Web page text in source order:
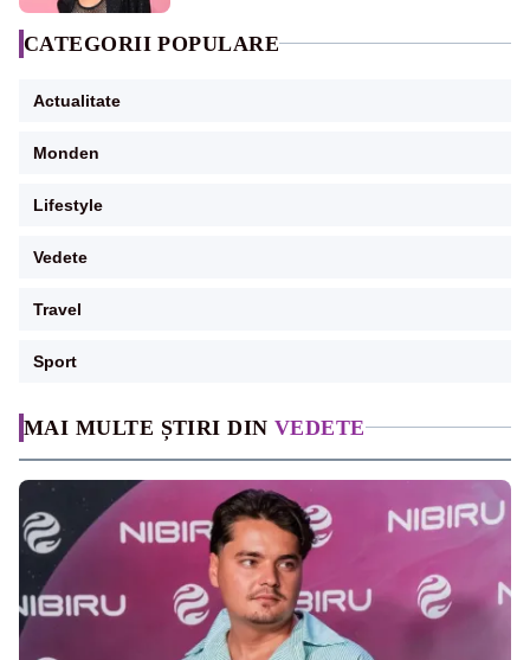
MAI MULTE ȘTIRI DIN VEDETE
CATEGORII POPULARE
Actualitate
Monden
Lifestyle
Vedete
Travel
Sport